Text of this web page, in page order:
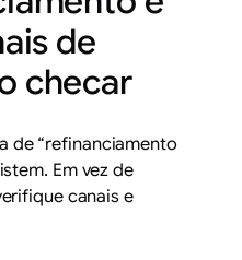
de
checar
de “refinanciamento
Em vez de
canais e